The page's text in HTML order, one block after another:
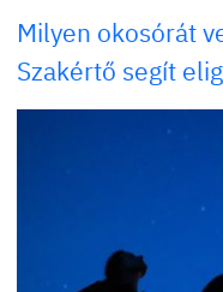
Milyen okosórát
Szakértő segít